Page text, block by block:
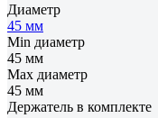
Диаметр
45 мм
Min диаметр
45 мм
Max диаметр
45 мм
Держатель в комплекте